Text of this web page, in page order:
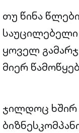
თუ წინა
საუცილებელი
ყოველ
მიერ
ჯილდოც ხშირ